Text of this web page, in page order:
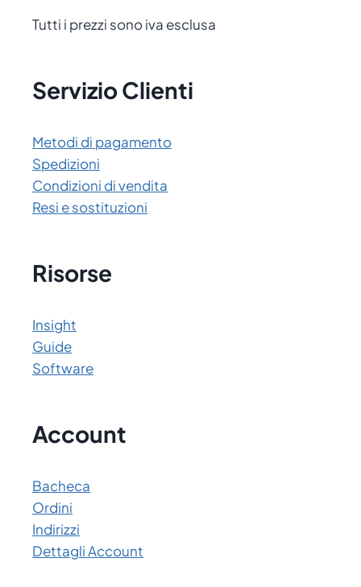
Tutti i prezzi sono iva esclusa
Servizio Clienti
Metodi di pagamento
Spedizioni
Condizioni di vendita
Resi e sostituzioni
Risorse
Insight
Guide
Software
Account
Bacheca
Ordini
Indirizzi
Dettagli Account